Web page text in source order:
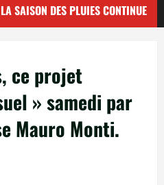
LA SAISON DES PLUIES CONTINUE
ce projet
» samedi par
Mauro Monti.